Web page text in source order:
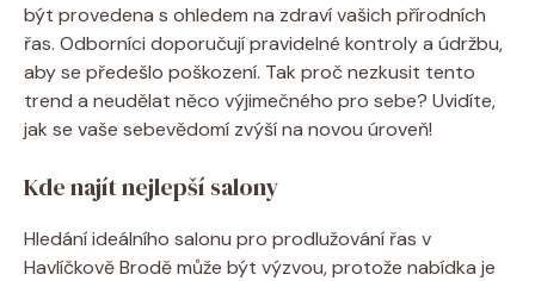
být provedena s ohledem na zdraví vašich přírodních
řas. Odborníci doporučují pravidelné kontroly a údržbu,
aby se předešlo poškození. Tak ‍proč nezkusit tento
trend a neudělat něco výjimečného pro sebe? Uvidíte,
jak se vaše sebevědomí zvýší‌ na novou⁤ úroveň!
Kde najít nejlepší salony
Hledání ideálního salonu pro prodlužování řas v
Havlíčkově Brodě může být ​výzvou, protože ​nabídka je